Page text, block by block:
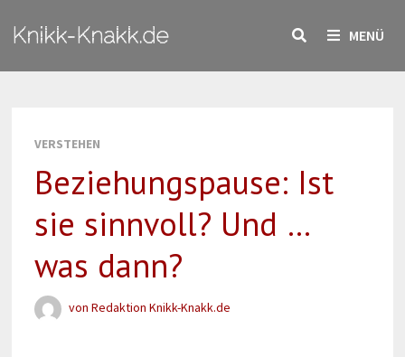
Inhalt
Knikk-Knakk.de MENÜ
VERSTEHEN
Beziehungspause: Ist
sie sinnvoll? Und …
was dann?
von Redaktion Knikk-Knakk.de